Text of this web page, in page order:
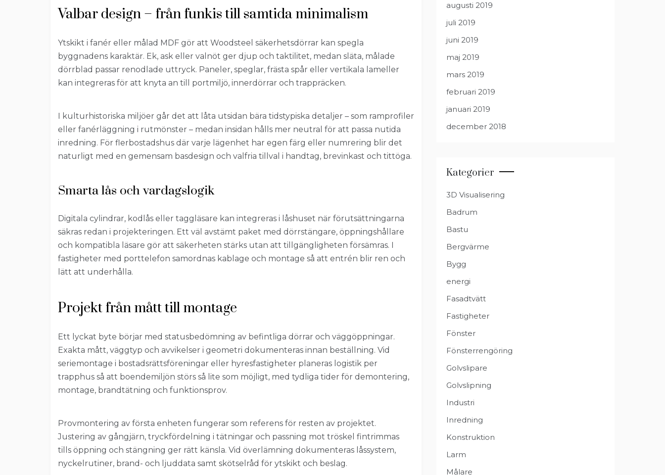
Valbar design – från funkis till samtida minimalism
Ytskikt i fanér eller målad MDF gör att Woodsteel säkerhetsdörrar kan spegla
byggnadens karaktär. Ek, ask eller valnöt ger djup och taktilitet, medan släta, målade
dörrblad passar renodlade uttryck. Paneler, speglar, frästa spår eller vertikala lameller
kan integreras för att knyta an till portmiljö, innerdörrar och trappräcken.
I kulturhistoriska miljöer går det att låta utsidan bära tidstypiska detaljer – som ramprofiler
eller fanérläggning i rutmönster – medan insidan hålls mer neutral för att passa nutida
inredning. För flerbostadshus där varje lägenhet har egen färg eller numrering blir det
naturligt med en gemensam basdesign och valfria tillval i handtag, brevinkast och tittöga.
Smarta lås och vardagslogik
Digitala cylindrar, kodlås eller taggläsare kan integreras i låshuset när förutsättningarna
säkras redan i projekteringen. Ett väl avstämt paket med dörrstängare, öppningshållare
och kompatibla läsare gör att säkerheten stärks utan att tillgängligheten försämras. I
fastigheter med porttelefon samordnas kablage och montage så att entrén blir ren och
lätt att underhålla.
Projekt från mått till montage
Ett lyckat byte börjar med statusbedömning av befintliga dörrar och väggöppningar.
Exakta mått, väggtyp och avvikelser i geometri dokumenteras innan beställning. Vid
seriemontage i bostadsrättsföreningar eller hyresfastigheter planeras logistik per
trapphus så att boendemiljön störs så lite som möjligt, med tydliga tider för demontering,
montage, brandtätning och funktionsprov.
Provmontering av första enheten fungerar som referens för resten av projektet.
Justering av gångjärn, tryckfördelning i tätningar och passning mot tröskel fintrimmas
tills öppning och stängning ger rätt känsla. Vid överlämning dokumenteras låssystem,
nyckelrutiner, brand- och ljuddata samt skötselråd för ytskikt och beslag.
augusti 2019
juli 2019
juni 2019
maj 2019
mars 2019
februari 2019
januari 2019
december 2018
Kategorier
3D Visualisering
Badrum
Bastu
Bergvärme
Bygg
energi
Fasadtvätt
Fastigheter
Fönster
Fönsterrengöring
Golvslipare
Golvslipning
Industri
Inredning
Konstruktion
Larm
Målare